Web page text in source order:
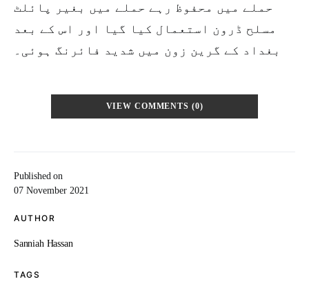
Published on
07 November 2021
AUTHOR
Sanniah Hassan
TAGS
حملے میں محفوظ رہے حملے میں بغیر پائلٹ
مسلح ڈرون استعمال کیا گیا اور اس کے بعد
بغداد کے گرین زون میں شدید فائرنگ ہوئی۔
VIEW COMMENTS (0)